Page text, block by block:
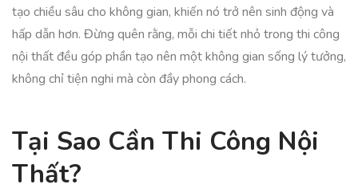
tạo chiều sâu cho không gian, khiến nó trở nên sinh động và
hấp dẫn hơn. Đừng quên rằng, mỗi chi tiết nhỏ trong thi công
nội thất đều góp phần tạo nên một không gian sống lý tưởng,
không chỉ tiện nghi mà còn đầy phong cách.
Tại Sao Cần Thi Công Nội
Thất?